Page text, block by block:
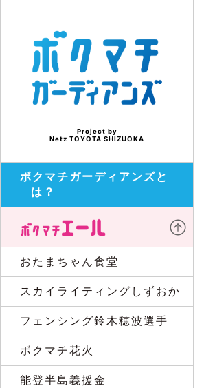
Project by
Netz TOYOTA SHIZUOKA
ボクマチガーディアンズと
は？
おたまちゃん食堂
スカイライティングしずおか
フェンシング鈴木穂波選手
ボクマチ花火
能登半島義援金